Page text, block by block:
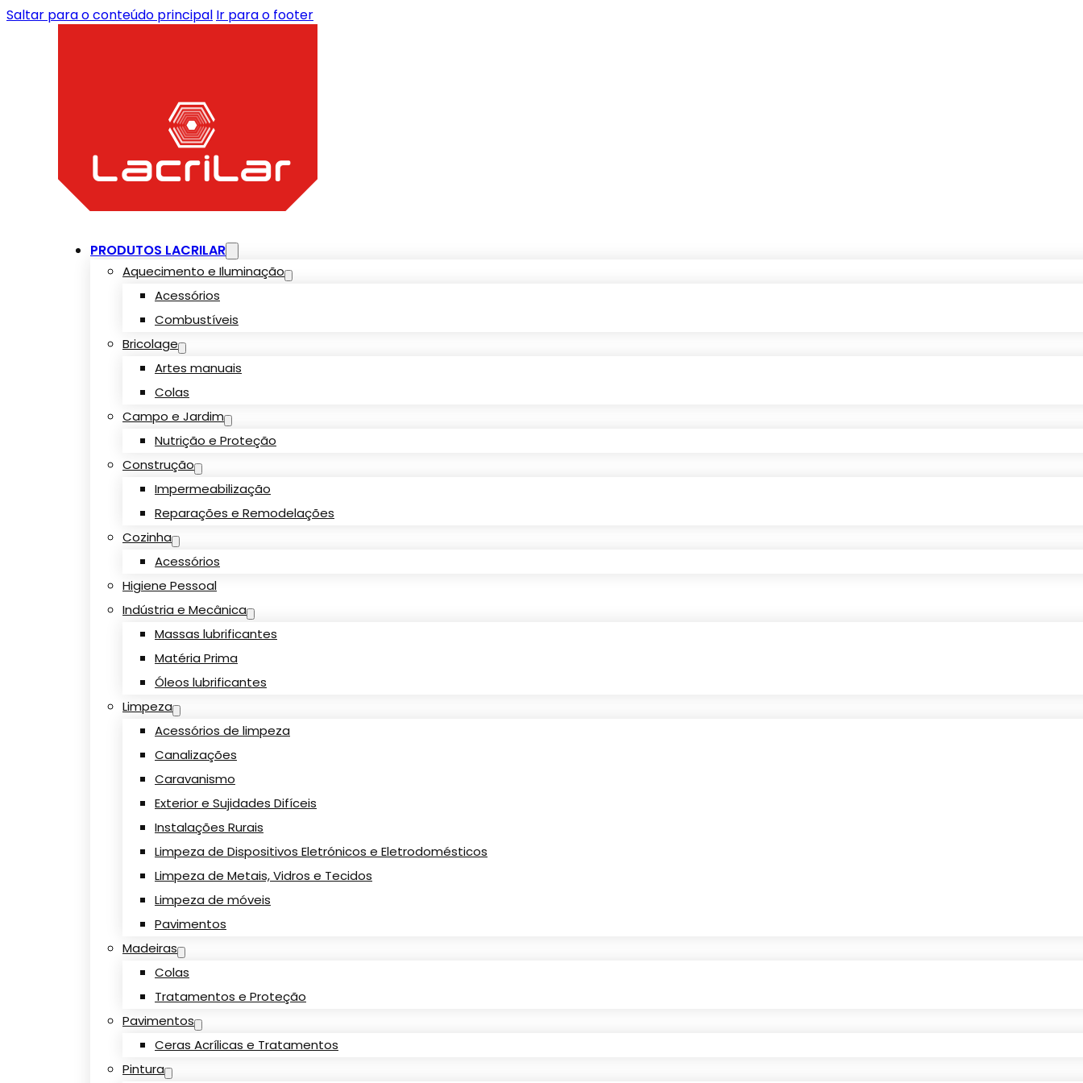
Saltar para o conteúdo principal Ir para o footer
PRODUTOS LACRILAR
Aquecimento e Iluminação
Acessórios
Combustíveis
Bricolage
Artes manuais
Colas
Campo e Jardim
Nutrição e Proteção
Construção
Impermeabilização
Reparações e Remodelações
Cozinha
Acessórios
Higiene Pessoal
Indústria e Mecânica
Massas lubrificantes
Matéria Prima
Óleos lubrificantes
Limpeza
Acessórios de limpeza
Canalizações
Caravanismo
Exterior e Sujidades Difíceis
Instalações Rurais
Limpeza de Dispositivos Eletrónicos e Eletrodomésticos
Limpeza de Metais, Vidros e Tecidos
Limpeza de móveis
Pavimentos
Madeiras
Colas
Tratamentos e Proteção
Pavimentos
Ceras Acrílicas e Tratamentos
Pintura